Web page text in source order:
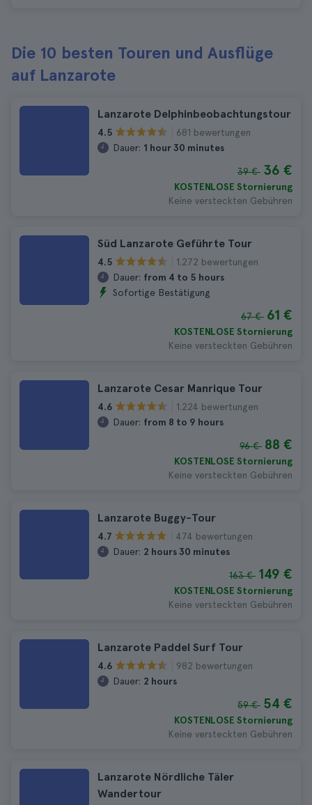
Die 10 besten Touren und Ausflüge
auf Lanzarote
Lanzarote Delphinbeobachtungstour
4.5
681 bewertungen
Dauer: 1 hour 30 minutes
39 € 36 €
KOSTENLOSE Stornierung
Keine versteckten Gebühren
Süd Lanzarote Geführte Tour
4.5
1.272 bewertungen
Dauer: from 4 to 5 hours
Sofortige Bestätigung
67 € 61 €
KOSTENLOSE Stornierung
Keine versteckten Gebühren
Lanzarote Cesar Manrique Tour
4.6
1.224 bewertungen
Dauer: from 8 to 9 hours
96 € 88 €
KOSTENLOSE Stornierung
Keine versteckten Gebühren
Lanzarote Buggy-Tour
4.7
474 bewertungen
Dauer: 2 hours 30 minutes
163 € 149 €
KOSTENLOSE Stornierung
Keine versteckten Gebühren
Lanzarote Paddel Surf Tour
4.6
982 bewertungen
Dauer: 2 hours
59 € 54 €
KOSTENLOSE Stornierung
Keine versteckten Gebühren
Lanzarote Nördliche Täler
Wandertour